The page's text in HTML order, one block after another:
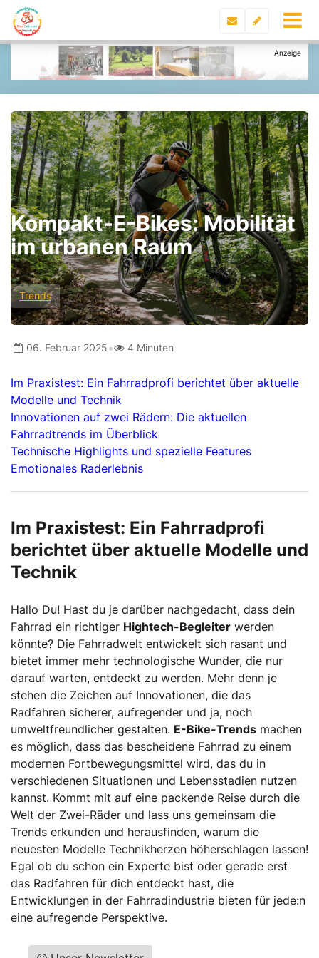
Kompakt-E-Bikes: Mobilität
im urbanen Raum
Trends
06. Februar 2025• 4 Minuten
Im Praxistest: Ein Fahrradprofi berichtet über aktuelle
Modelle und Technik
Innovationen auf zwei Rädern: Die aktuellen
Fahrradtrends im Überblick
Technische Highlights und spezielle Features
Emotionales Raderlebnis
Im Praxistest: Ein Fahrradprofi
berichtet über aktuelle Modelle und
Technik
Hallo Du! Hast du je darüber nachgedacht, dass dein
Fahrrad ein richtiger Hightech-Begleiter werden
könnte? Die Fahrradwelt entwickelt sich rasant und
bietet immer mehr technologische Wunder, die nur
darauf warten, entdeckt zu werden. Mehr denn je
stehen die Zeichen auf Innovationen, die das
Radfahren sicherer, aufregender und ja, noch
umweltfreundlicher gestalten. E-Bike-Trends machen
es möglich, dass das bescheidene Fahrrad zu einem
modernen Fortbewegungsmittel wird, das du in
verschiedenen Situationen und Lebensstadien nutzen
kannst. Kommt mit auf eine packende Reise durch die
Welt der Zwei-Räder und lass uns gemeinsam die
Trends erkunden und herausfinden, warum die
neuesten Modelle Technikherzen höherschlagen lassen!
Egal ob du schon ein Experte bist oder gerade erst
das Radfahren für dich entdeckt hast, die
Entwicklungen in der Fahrradindustrie bieten für jede:n
eine aufregende Perspektive.